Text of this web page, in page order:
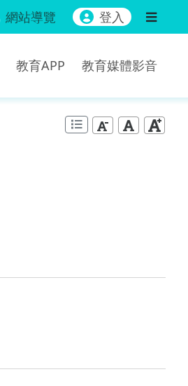
網站導覽 登入
教育APP 教育媒體影音